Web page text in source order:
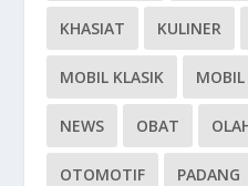
KHASIAT KULINER
MOBIL KLASIK
NEWS OBAT
OTOMOTIF PADANG